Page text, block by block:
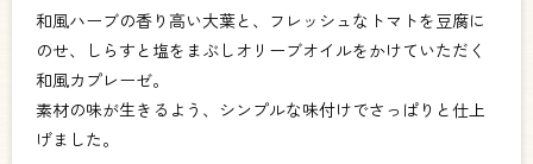
和風ハーブの香り高い大葉と、フレッシュなトマトを豆腐に
のせ、しらすと塩をまぶしオリーブオイルをかけていただく
和風カプレーゼ。
素材の味が生きるよう、シンプルな味付けでさっぱりと仕上
げました。